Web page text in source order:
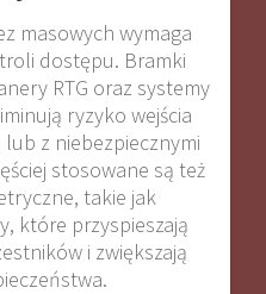
masowych wymaga
dostępu. Bramki
RTG oraz systemy
ryzyko wejścia
z niebezpiecznymi
stosowane są też
takie jak
które przyspieszają
i zwiększają
.